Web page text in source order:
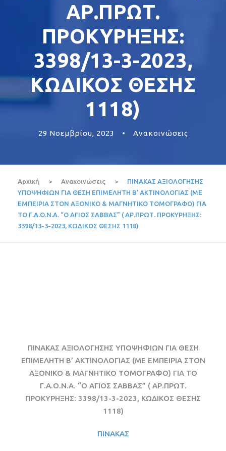
ΑΡ.ΠΡΩΤ.
ΠΡΟΚΥΡΗΞΗΣ:
3398/13-3-2023,
ΚΩΔΙΚΟΣ ΘΕΣΗΣ
1118)
29 Νοεμβρίου, 2023 • Ανακοινώσεις
Αρχική > Ανακοινώσεις >
ΠΙΝΑΚΑΣ ΑΞΙΟΛΟΓΗΣΗΣ
ΥΠΟΨΗΦΙΩΝ ΓΙΑ ΘΕΣΗ ΕΠΙΜΕΛΗΤΗ Β’ ΑΚΤΙΝΟΛΟΓΙΑΣ (ΜΕ
ΕΜΠΕΙΡΙΑ ΣΤΟΝ ΑΞΟΝΙΚΟ & ΜΑΓΝΗΤΙΚΟ ΤΟΜΟΓΡΑΦΟ) ΓΙΑ
ΤΟ Γ.Α.Ο.Ν.Α. “Ο ΑΓΙΟΣ ΣΑΒΒΑΣ” ( ΑΡ.ΠΡΩΤ. ΠΡΟΚΥΡΗΞΗΣ:
3398/13-3-2023, ΚΩΔΙΚΟΣ ΘΕΣΗΣ 1118)
ΠΙΝΑΚΑΣ ΑΞΙΟΛΟΓΗΣΗΣ ΥΠΟΨΗΦΙΩΝ ΓΙΑ ΘΕΣΗ
ΕΠΙΜΕΛΗΤΗ Β’ ΑΚΤΙΝΟΛΟΓΙΑΣ (ΜΕ ΕΜΠΕΙΡΙΑ ΣΤΟΝ
ΑΞΟΝΙΚΟ & ΜΑΓΝΗΤΙΚΟ ΤΟΜΟΓΡΑΦΟ) ΓΙΑ ΤΟ
Γ.Α.Ο.Ν.Α. “Ο ΑΓΙΟΣ ΣΑΒΒΑΣ” ( ΑΡ.ΠΡΩΤ.
ΠΡΟΚΥΡΗΞΗΣ: 3398/13-3-2023, ΚΩΔΙΚΟΣ ΘΕΣΗΣ
1118)
ΠΙΝΑΚΑΣ